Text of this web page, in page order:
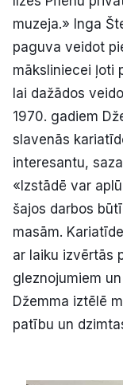
muzeja.» Inga
paguva veidot
māksliniecei ļoti
lai dažādos
1970. gadiem
slavenās
interesantu,
«Izstādē var
šajos darbos
masām.
ar laiku izvērtās
gleznojumiem
Džemma iztēlē
patību un